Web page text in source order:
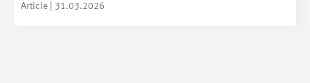
Article | 31.03.2026